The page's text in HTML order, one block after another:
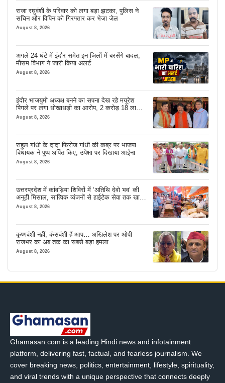
राजा रघुवंशी के परिवार को लगा बड़ा झटका, पुलिस ने
सचिन और विपिन को गिरफ्तार कर भेजा जेल
August 8, 2026
अगले 24 घंटे में इंदौर समेत इन जिलों में बरसेंगे बादल,
मौसम विभाग ने जारी किया अलर्ट
August 8, 2026
इंदौर भाजयुमो अध्यक्ष बनने का सपना देख रहे मयूरेश
पिंगले पर लगा धोखाधड़ी का आरोप, 2 करोड़ 18 लाख
लेने के बाद भी नहीं दिया जमीन का कब्जा
August 8, 2026
राहुल गांधी के दादा फिरोज गांधी की कब्र पर भाजपा
विधायक ने पुष्प अर्पित किए, उपेक्षा पर दिखाया आईना
August 8, 2026
उत्तरप्रदेश में कांवड़िया शिविरों में ‘अतिथि देवो भव’ की
अनूठी मिसाल, सात्विक व्यंजनों से हाईटेक सेवा तक खास
इंतजाम
August 8, 2026
कृष्णवंशी नहीं, कंसवंशी हैं आप… अखिलेश पर ओपी
राजभर का अब तक का सबसे बड़ा हमला
August 8, 2026
Ghamasan.com is a leading Hindi news and infotainment
platform, delivering fast, factual, and fearless journalism. We
cover breaking news, politics, entertainment, lifestyle, spirituality,
and viral trends with a unique perspective that connects deeply